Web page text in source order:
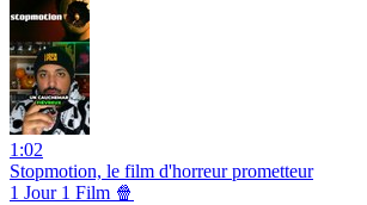
1:02
Stopmotion, le film d'horreur prometteur
1 Jour 1 Film 🍿